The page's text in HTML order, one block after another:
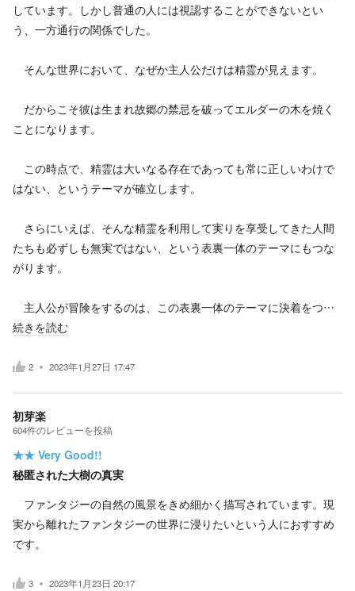
しています。しかし普通の人には視認することができないとい
う、一方通行の関係でした。
そんな世界において、なぜか主人公だけは精霊が見えます。
だからこそ彼は生まれ故郷の禁忌を破ってエルダーの木を焼く
ことになります。
この時点で、精霊は大いなる存在であっても常に正しいわけで
はない、というテーマが確立します。
さらにいえば、そんな精霊を利用して実りを享受してきた人間
たちも必ずしも無実ではない、という表裏一体のテーマにもつな
がります。
主人公が冒険をするのは、この表裏一体のテーマに決着をつ…
続きを読む
2 2023年1月27日 17:47
初芽楽
604件のレビューを投稿
★★ Very Good!!
秘匿された大樹の真実
ファンタジーの自然の風景をきめ細かく描写されています。現
実から離れたファンタジーの世界に浸りたいという人におすすめ
です。
3 2023年1月23日 20:17